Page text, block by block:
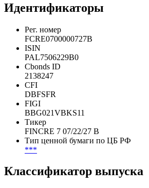
Идентификаторы
Рег. номер
FCRE0700000727B
ISIN
PAL7506229B0
Cbonds ID
2138247
CFI
DBFSFR
FIGI
BBG021VBKS11
Тикер
FINCRE 7 07/22/27 B
Тип ценной бумаги по ЦБ РФ
***
Классификатор выпуска